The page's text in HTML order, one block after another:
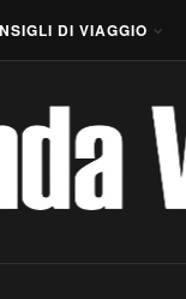
DI VIAGGIO